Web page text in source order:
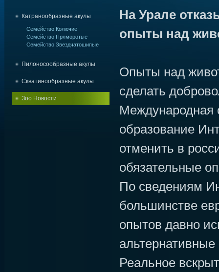
Катранообразные акулы
Семейство Колючие
Семейство Пряморотые
Семейство Звездчатошипые
Пилоносообразные акулы
Скватинообразные акулы
Зоо Новости
На Урале
опыты над
Опыты над
сделать
Международная
образование
отменить в
обязательные
По сведениям
большинстве
опытов давно
Реальное